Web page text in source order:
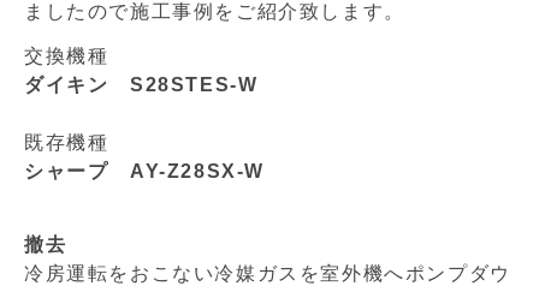
ましたので施工事例をご紹介致します。
交換機種
ダイキン S28STES-W
既存機種
シャープ AY-Z28SX-W
撤去
冷房運転をおこない冷媒ガスを室外機へポンプダウ